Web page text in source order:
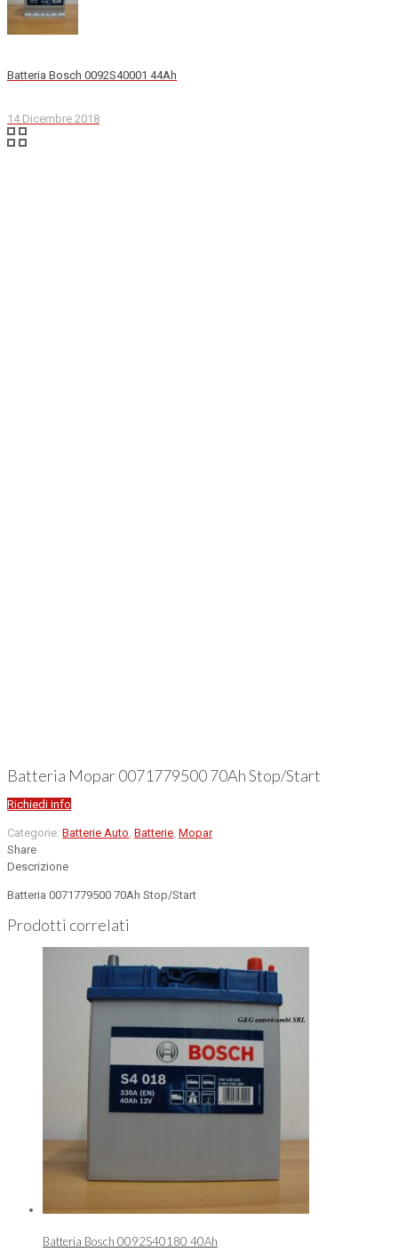
Batteria Bosch 0092S40001 44Ah
14 Dicembre 2018
Batteria Mopar 0071779500 70Ah Stop/Start
Richiedi info
Categorie: Batterie Auto Batterie Mopar
Share
Descrizione
Batteria 0071779500 70Ah Stop/Start
Prodotti correlati
Batteria Bosch 0092S40180 40Ah